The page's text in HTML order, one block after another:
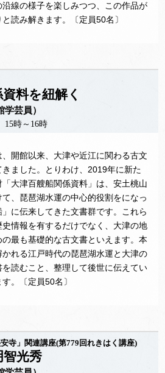
線の様子を楽しみつつ、この作品が
読み解きます。〔定員50名〕
料を紐解く
芸員）
時～16時
開館以来、大津や近江に関わる古文
ました。とりわけ、2019年に新た
大津百艘船関係資料」は、安土桃山
、琵琶湖水運の中心的役割をになっ
に伝来してきた文書群です。これら
情報を有するだけでなく、大津の地
最も基礎的な古文書といえます。本
れる江戸時代の琵琶湖水運と大津の
読むこと、整理して後世に伝えてい
。〔定員50名〕
寺」関連講座(第779回れきはく講座)
智光秀